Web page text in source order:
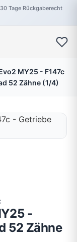
30 Tage Rückgaberecht
MY25 - F147c
52 Zähne (1/4)
-
52 Zähne